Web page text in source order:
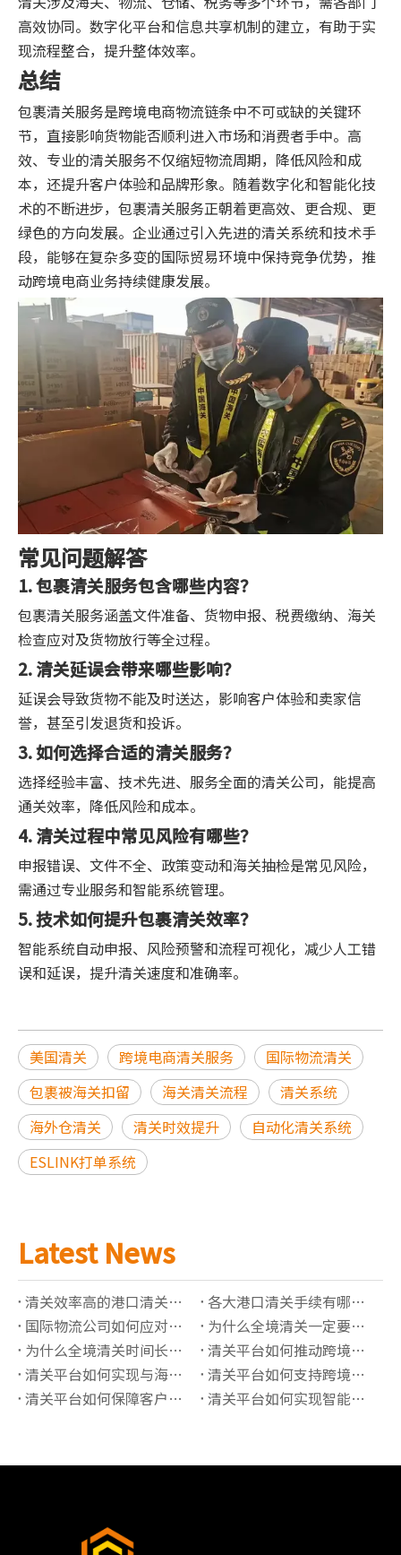
高效协同。数字化平台和信息共享机制的建立，有助于实
现流程整合，提升整体效率。
总结
包裹清关服务是跨境电商物流链条中不可或缺的关键环
节，直接影响货物能否顺利进入市场和消费者手中。高
效、专业的清关服务不仅缩短物流周期，降低风险和成
本，还提升客户体验和品牌形象。随着数字化和智能化技
术的不断进步，包裹清关服务正朝着更高效、更合规、更
绿色的方向发展。企业通过引入先进的清关系统和技术手
段，能够在复杂多变的国际贸易环境中保持竞争优势，推
动跨境电商业务持续健康发展。
常见问题解答
1. 包裹清关服务包含哪些内容？
包裹清关服务涵盖文件准备、货物申报、税费缴纳、海关
检查应对及货物放行等全过程。
2. 清关延误会带来哪些影响？
延误会导致货物不能及时送达，影响客户体验和卖家信
誉，甚至引发退货和投诉。
3. 如何选择合适的清关服务？
选择经验丰富、技术先进、服务全面的清关公司，能提高
通关效率，降低风险和成本。
4. 清关过程中常见风险有哪些？
申报错误、文件不全、政策变动和海关抽检是常见风险，
需通过专业服务和智能系统管理。
5. 技术如何提升包裹清关效率？
智能系统自动申报、风险预警和流程可视化，减少人工错
误和延误，提升清关速度和准确率。
美国清关 跨境电商清关服务
国际物流清关
包裹被海关扣留
海关清关流程
清关系统
海外仓清关
清关时效提升
自动化清关系统
ESLINK打单系统
Latest News
清关效率高的港口清关公司有哪些推荐？
各大港口清关手续有哪些必须准备的资料？
国际物流公司如何应对高全境清关查验率？
为什么全境清关一定要了解正确的海关编码？
为什么全境清关时间长？有哪些影响因素？
清关平台如何推动跨境贸易“最后一公里”价值提升？
清关平台如何实现与海关系统的实时数据对接？
清关平台如何支持跨境保税仓的清关管理？
清关平台如何保障客户信息的隐私安全？
清关平台如何实现智能化的报关单据管理？